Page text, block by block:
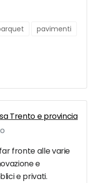
pavimenti
Trento e provincia
fronte alle varie
e
e privati.